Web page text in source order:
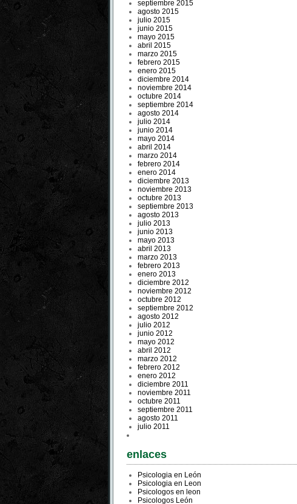
septiembre 2015
agosto 2015
julio 2015
junio 2015
mayo 2015
abril 2015
marzo 2015
febrero 2015
enero 2015
diciembre 2014
noviembre 2014
octubre 2014
septiembre 2014
agosto 2014
julio 2014
junio 2014
mayo 2014
abril 2014
marzo 2014
febrero 2014
enero 2014
diciembre 2013
noviembre 2013
octubre 2013
septiembre 2013
agosto 2013
julio 2013
junio 2013
mayo 2013
abril 2013
marzo 2013
febrero 2013
enero 2013
diciembre 2012
noviembre 2012
octubre 2012
septiembre 2012
agosto 2012
julio 2012
junio 2012
mayo 2012
abril 2012
marzo 2012
febrero 2012
enero 2012
diciembre 2011
noviembre 2011
octubre 2011
septiembre 2011
agosto 2011
julio 2011
enlaces
Psicologia en León
Psicologia en Leon
Psicologos en leon
Psicologos León